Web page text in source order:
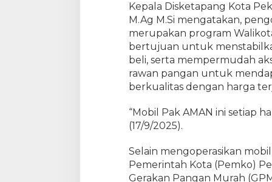
g
a
D
a
t
k
n
B
h
a
n
Kepala Disketapang Kota
M.Ag M.Si mengatakan,
merupakan program
bertujuan untuk
beli, serta mempermudah
rawan pangan untuk
berkualitas dengan harga
“Mobil Pak AMAN ini setiap
(17/9/2025).
Selain mengoperasikan
Pemerintah Kota (Pemko)
Gerakan Pangan Murah